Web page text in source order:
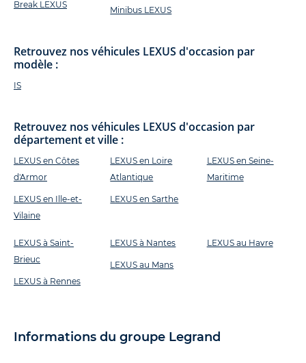
Break LEXUS
Minibus LEXUS
Retrouvez nos véhicules LEXUS d'occasion par
modèle :
IS
Retrouvez nos véhicules LEXUS d'occasion par
département et ville :
LEXUS en Côtes
d'Armor
LEXUS en Ille-et-
Vilaine
LEXUS en Loire
Atlantique
LEXUS en Sarthe
LEXUS en Seine-
Maritime
LEXUS à Saint-
Brieuc
LEXUS à Rennes
LEXUS à Nantes
LEXUS au Mans
LEXUS au Havre
Informations du groupe Legrand